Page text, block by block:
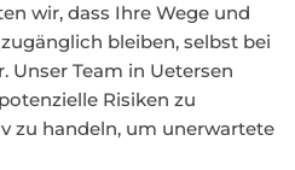
wir, dass Ihre Wege und
bleiben, selbst bei
Team in Uetersen
Risiken zu
zu handeln, um unerwartete